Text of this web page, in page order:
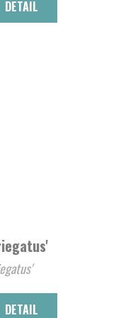
DETAIL
DETAIL